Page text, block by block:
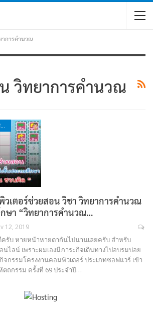
าการคำนวณ
วิทยาการคำนวณ
เตอร์ช่วยสอน วิชา วิทยาการคำนวณ
ษา “วิทยาการคำนวณ…
12, 2019
รับ หายหน้าหายตากันไปนานเลยครับ สำหรับ
ไลน์ เพราะผมเองมีภาระกิจเดินทางไปอบรมบ่อย
กรรมโครงงานคอมพิวเตอร์ ประเภทซอฟแวร์ เข้า
ถกรรม ครั้งที่ 69 ประจำปี…